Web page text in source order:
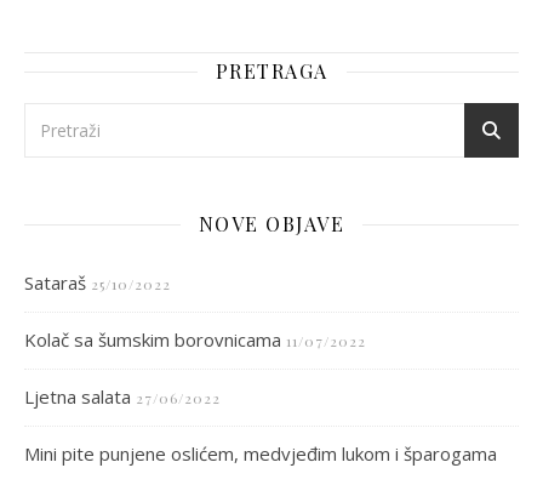
PRETRAGA
NOVE OBJAVE
Sataraš 25/10/2022
Kolač sa šumskim borovnicama 11/07/2022
Ljetna salata 27/06/2022
Mini pite punjene oslićem, medvjeđim lukom i šparogama